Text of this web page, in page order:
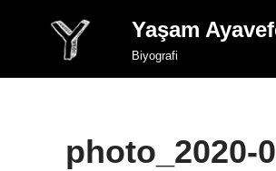
Yaşam
Biyografi
photo_2020-